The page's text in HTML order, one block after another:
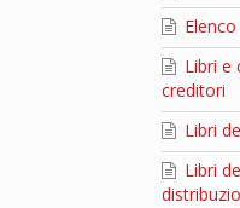
Libri e
creditori
Libri
Libri